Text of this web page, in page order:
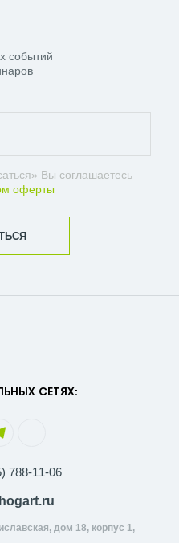
событий
Вы соглашаетесь
оферты
СЕТЯХ:
788-11-06
дом 18, корпус 1,